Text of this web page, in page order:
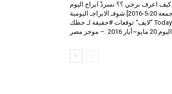
كيف اعرف برجي ؟؟ نسردْ ابراج اليوم
[الجمعة 20-5-2016] شوفـ الابراجـ اليومية
Today ”لايف“ توقعات #حقيقة لـ حظك
اليوم 20 مايو~أيار 2016 – موجز مصر